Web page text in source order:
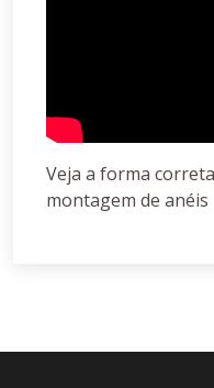
Veja a forma
montagem de anéis